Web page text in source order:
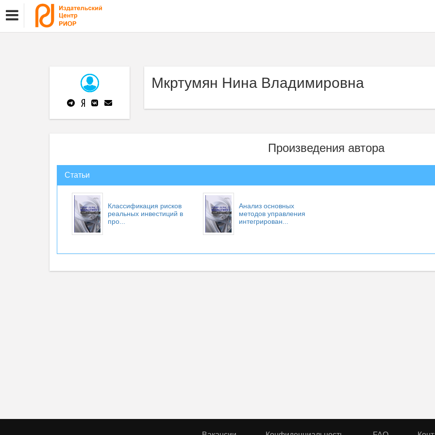
Мкртумян Нина Владимировна
Произведения автора
Статьи
Классификация рисков
реальных инвестиций в
про...
Анализ основных
методов управления
интегрирован...